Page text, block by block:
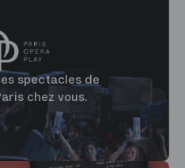
spectacles de
chez vous.